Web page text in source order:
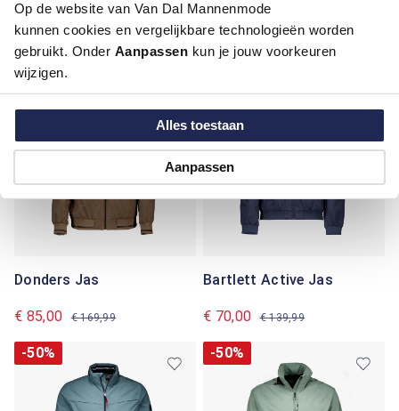
Op de website van Van Dal Mannenmode
kunnen cookies en vergelijkbare technologieën worden
gebruikt. Onder Aanpassen kun je jouw voorkeuren
wijzigen.
Alles toestaan
Aanpassen
Bartlett Classics
Bodywarmer
€ 55,00
€ 109,99
Bartlett Active
Bodywarmer
€ 40,00
€ 79,99
-50%
Donders Jas
€ 85,00 € 169,99
Bartlett Active Jas
€ 70,00 € 139,99
-50% -50%